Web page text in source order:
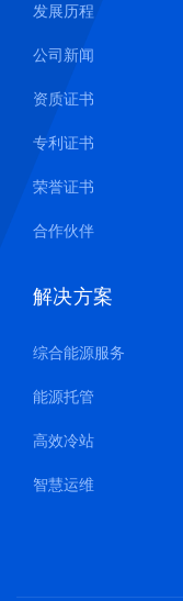
发展历程
公司新闻
资质证书
专利证书
荣誉证书
合作伙伴
解决方案
综合能源服务
能源托管
高效冷站
智慧运维